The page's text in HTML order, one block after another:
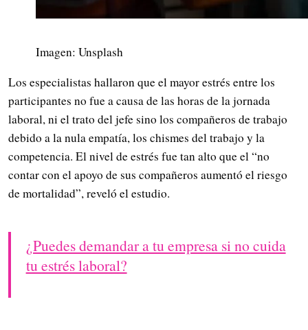
Imagen: Unsplash
Los especialistas hallaron que el mayor estrés entre los
participantes no fue a causa de las horas de la jornada
laboral, ni el trato del jefe sino los compañeros de trabajo
debido a la nula empatía, los chismes del trabajo y la
competencia. El nivel de estrés fue tan alto que el “no
contar con el apoyo de sus compañeros aumentó el riesgo
de mortalidad”, reveló el estudio.
¿Puedes demandar a tu empresa si no cuida
tu estrés laboral?